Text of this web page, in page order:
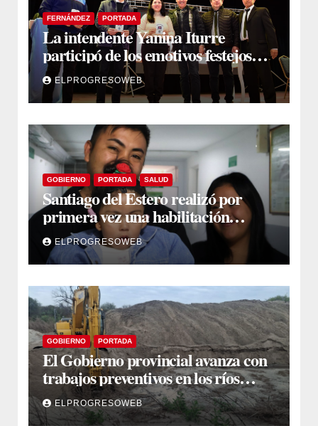
FERNÁNDEZ PORTADA
La intendente Yanina Iturre
participó de los emotivos festejos
por el Aniversario del Taekwon-Do
en Fernández
ELPROGRESOWEB
GOBIERNO PORTADA SALUD
Santiago del Estero realizó por
primera vez una habilitación
auditiva con vincha de conducción
óseaELPROGRESOWEB
GOBIERNO PORTADA
El Gobierno provincial avanza con
trabajos preventivos en los ríos
Dulce y Salado y en los Bajos
Submeridionales
ELPROGRESOWEB